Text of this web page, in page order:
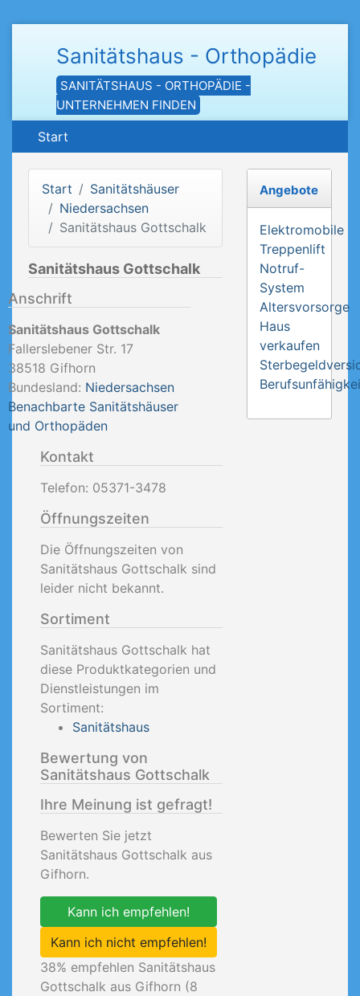
Sanitätshaus - Orthopädie
SANITÄTSHAUS - ORTHOPÄDIE -
UNTERNEHMEN FINDEN
Start
Start
Sanitätshäuser
Niedersachsen
Sanitätshaus Gottschalk
Sanitätshaus Gottschalk
Anschrift
Sanitätshaus Gottschalk
Fallerslebener Str. 17
38518 Gifhorn
Bundesland: Niedersachsen
Benachbarte Sanitätshäuser
und Orthopäden
Kontakt
Telefon: 05371-3478
Öffnungszeiten
Die Öffnungszeiten von
Sanitätshaus Gottschalk sind
leider nicht bekannt.
Sortiment
Sanitätshaus Gottschalk hat
diese Produktkategorien und
Dienstleistungen im
Sortiment:
Sanitätshaus
Bewertung von
Sanitätshaus Gottschalk
Ihre Meinung ist gefragt!
Bewerten Sie jetzt
Sanitätshaus Gottschalk aus
Gifhorn.
Kann ich empfehlen!
Kann ich nicht empfehlen!
38% empfehlen Sanitätshaus
Gottschalk aus Gifhorn (8
Angebote
Elektromobile
Treppenlift
Notruf-
System
Altersvorsorge
Haus
verkaufen